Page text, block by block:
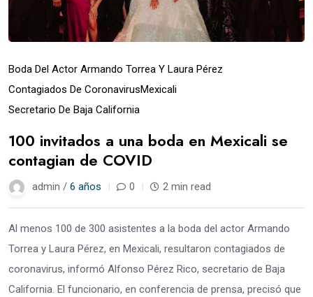
Boda Del Actor Armando Torrea Y Laura Pérez
Contagiados De CoronavirusMexicali
Secretario De Baja California
100 invitados a una boda en Mexicali se
contagian de COVID
admin / 6 años 0 2 min read
Al menos 100 de 300 asistentes a la boda del actor Armando
Torrea y Laura Pérez, en Mexicali, resultaron contagiados de
coronavirus, informó Alfonso Pérez Rico, secretario de Baja
California. El funcionario, en conferencia de prensa, precisó que